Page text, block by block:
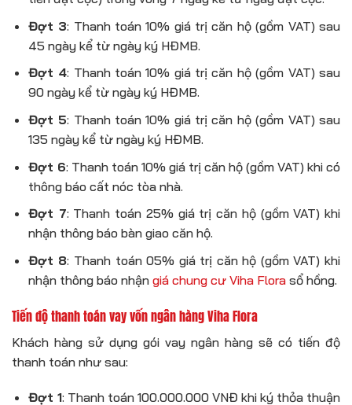
Đợt 3: Thanh toán 10% giá trị căn hộ (gồm VAT) sau
45 ngày kể từ ngày ký HĐMB.
Đợt 4: Thanh toán 10% giá trị căn hộ (gồm VAT) sau
90 ngày kể từ ngày ký HĐMB.
Đợt 5: Thanh toán 10% giá trị căn hộ (gồm VAT) sau
135 ngày kể từ ngày ký HĐMB.
Đợt 6: Thanh toán 10% giá trị căn hộ (gồm VAT) khi có
thông báo cất nóc tòa nhà.
Đợt 7: Thanh toán 25% giá trị căn hộ (gồm VAT) khi
nhận thông báo bàn giao căn hộ.
Đợt 8: Thanh toán 05% giá trị căn hộ (gồm VAT) khi
nhận thông báo nhận giá chung cư Viha Florasổ hồng.
Tiến độ thanh toán vay vốn ngân hàng Viha Flora
Khách hàng sử dụng gói vay ngân hàng sẽ có tiến độ
thanh toán như sau:
Đợt 1: Thanh toán 100.000.000 VNĐ khi ký thỏa thuận